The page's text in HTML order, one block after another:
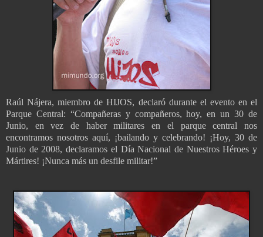
Raúl Nájera, miembro de HIJOS, declaró durante el evento en el
Parque Central: “Compañeras y compañeros, hoy, en un 30 de
Junio, en vez de haber militares en el parque central nos
encontramos nosotros aquí, ¡bailando y celebrando! ¡Hoy, 30 de
Junio de 2008, declaramos el Día Nacional de Nuestros Héroes y
Mártires! ¡Nunca más un desfile militar!”